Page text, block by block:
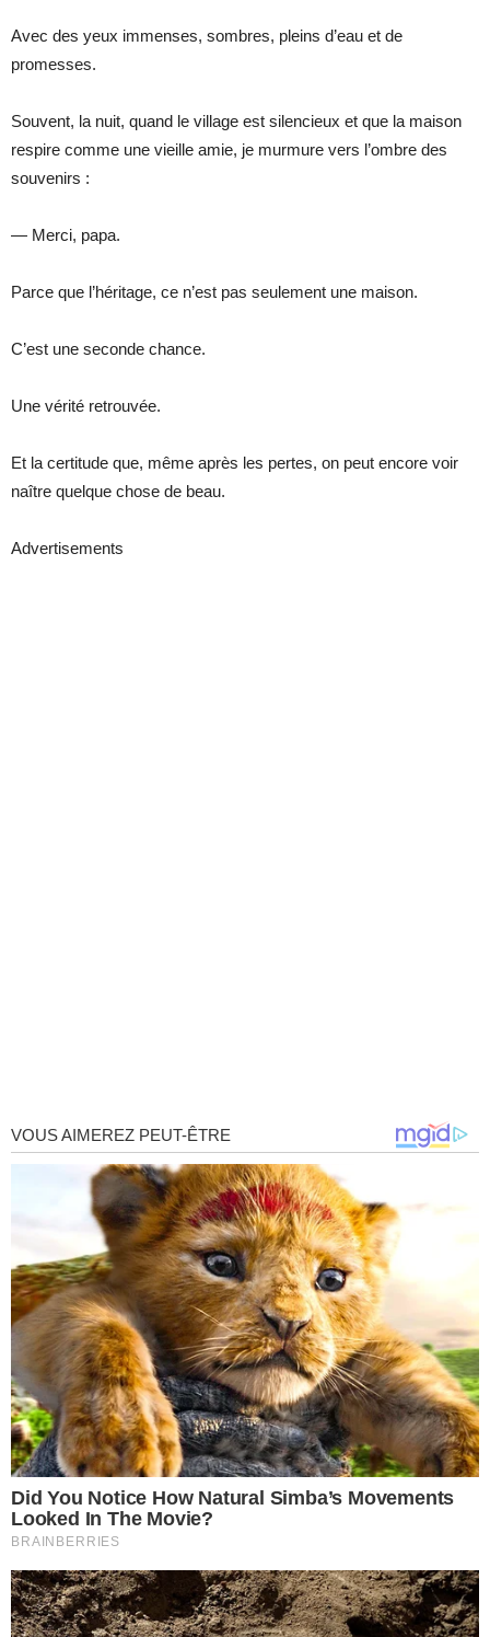
Avec des yeux immenses, sombres, pleins d’eau et de
promesses.
Souvent, la nuit, quand le village est silencieux et que la maison
respire comme une vieille amie, je murmure vers l’ombre des
souvenirs :
— Merci, papa.
Parce que l’héritage, ce n’est pas seulement une maison.
C’est une seconde chance.
Une vérité retrouvée.
Et la certitude que, même après les pertes, on peut encore voir
naître quelque chose de beau.
Advertisements